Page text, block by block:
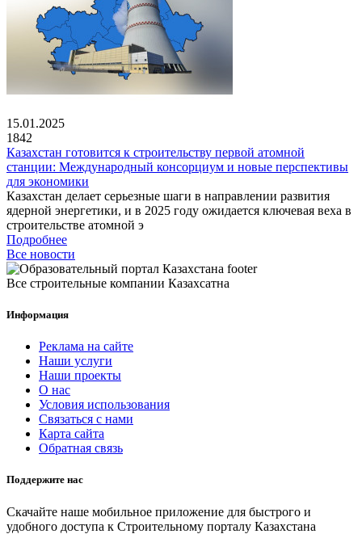
15.01.2025
1842
Казахстан готовится к строительству первой атомной
станции: Международный консорциум и новые перспективы
для экономики
Казахстан делает серьезные шаги в направлении развития
ядерной энергетики, и в 2025 году ожидается ключевая веха в
строительстве атомной э
Подробнее
Все новости
Все строительные компании Казахсатна
Информация
Реклама на сайте
Наши услуги
Наши проекты
О нас
Условия использования
Связаться с нами
Карта сайта
Обратная связь
Поддержите нас
Скачайте наше мобильное приложение для быстрого и
удобного доступа к Строительному порталу Казахстана